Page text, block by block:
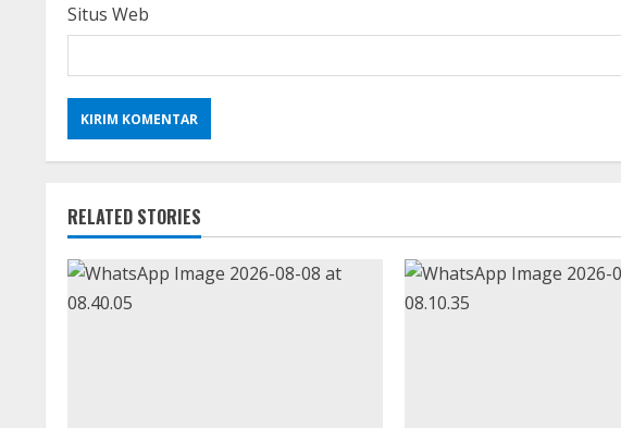
Situs Web
RELATED STORIES